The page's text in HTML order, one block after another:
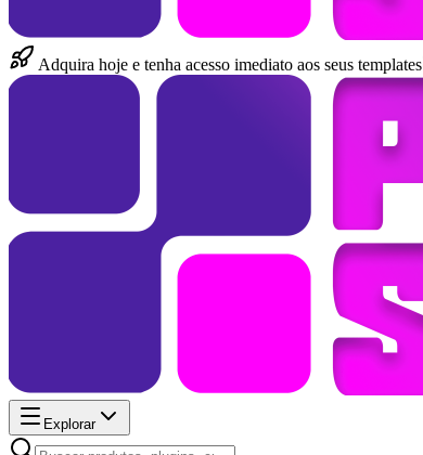
Adquira hoje e tenha acesso imediato aos seus templates
Explorar